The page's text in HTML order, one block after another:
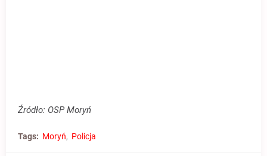
Źródło: OSP Moryń
Tags: Moryń Policja